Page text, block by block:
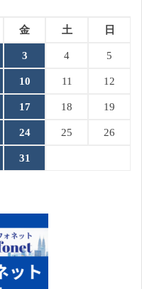
金 土 日
3 4 5
10 11 12
17 18 19
24 25 26
31